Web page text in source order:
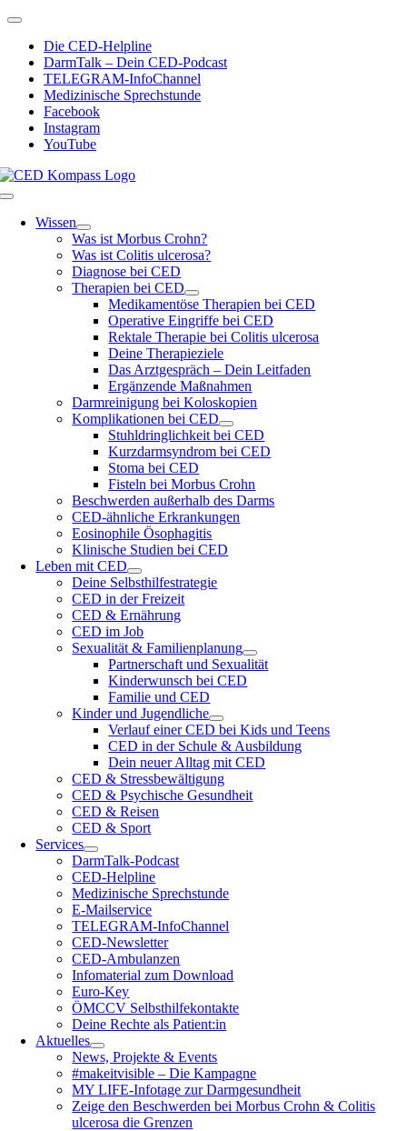
Zum
springen
Toggle
NavigationDie CED-Helpline
DarmTalk – Dein CED-Podcast
TELEGRAM-InfoChannel
Medizinische Sprechstunde
Facebook
Instagram
YouTube
Toggle
NavigationWissen
Was ist Morbus Crohn?
Was ist Colitis ulcerosa?
Diagnose bei CED
Therapien bei CED
Medikamentöse Therapien bei CED
Operative Eingriffe bei CED
Rektale Therapie bei Colitis ulcerosa
Deine Therapieziele
Das Arztgespräch – Dein Leitfaden
Ergänzende Maßnahmen
Darmreinigung bei Koloskopien
Komplikationen bei CED
Stuhldringlichkeit bei CED
Kurzdarmsyndrom bei CED
Stoma bei CED
Fisteln bei Morbus Crohn
Beschwerden außerhalb des Darms
CED-ähnliche Erkrankungen
Eosinophile Ösophagitis
Klinische Studien bei CED
Leben mit CED
Deine Selbsthilfestrategie
CED in der Freizeit
CED & Ernährung
CED im Job
Sexualität & Familienplanung
Partnerschaft und Sexualität
Kinderwunsch bei CED
Familie und CED
Kinder und Jugendliche
Verlauf einer CED bei Kids und Teens
CED in der Schule & Ausbildung
Dein neuer Alltag mit CED
CED & Stressbewältigung
CED & Psychische Gesundheit
CED & Reisen
CED & Sport
Services
DarmTalk-Podcast
CED-Helpline
Medizinische Sprechstunde
E-Mailservice
TELEGRAM-InfoChannel
CED-Newsletter
CED-Ambulanzen
Infomaterial zum Download
Euro-Key
ÖMCCV Selbsthilfekontakte
Deine Rechte als Patient:in
Aktuelles
News, Projekte & Events
#makeitvisible – Die Kampagne
MY LIFE-Infotage zur Darmgesundheit
Zeige den Beschwerden bei Morbus Crohn & Colitis
ulcerosa die Grenzen